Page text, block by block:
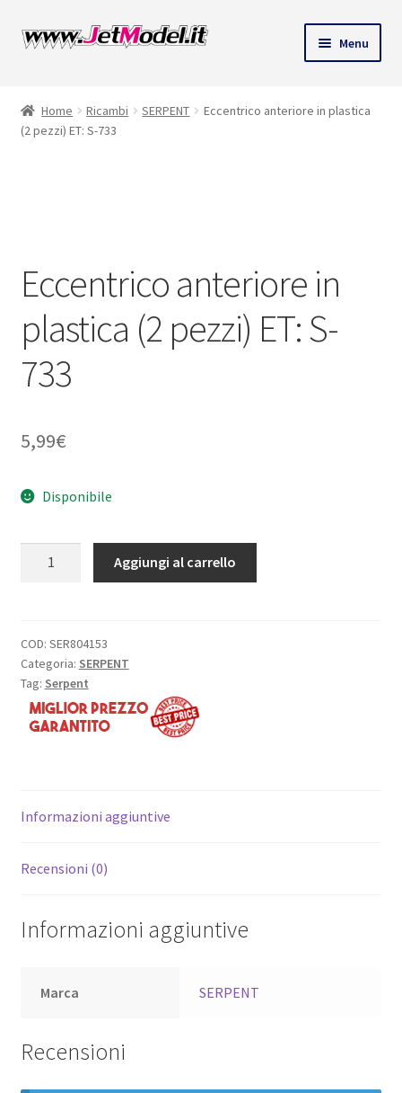
Vai
alla
Vai
Menu
Home Ricambi SERPENT
Eccentrico anteriore in plastica
(2 pezzi) ET: S-733
Eccentrico anteriore in
plastica (2 pezzi) ET: S-
733
5,99€
Disponibile
(2
pezzi)
ET:
S-
733
Aggiungi al carrello
COD: SER804153
Categoria: SERPENT
Tag: Serpent
Informazioni aggiuntive
Recensioni (0)
Informazioni aggiuntive
Marca SERPENT
Recensioni